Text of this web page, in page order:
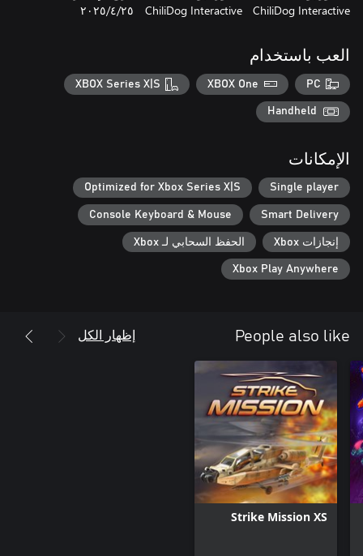
ChiliDog Interactive
ChiliDog Interactive ٢٥‏/٤‏/٢٠٢٥
العب باستخدام
PC
XBOX One
XBOX Series X|S
Handheld
الإمكانات
Single player
Optimized for Xbox Series X|S
Smart Delivery
Console Keyboard & Mouse
إنجازات Xbox الحفظ السحابي لـ Xbox
Xbox Play Anywhere
People also like إظهار الكل
Strike Mission XS